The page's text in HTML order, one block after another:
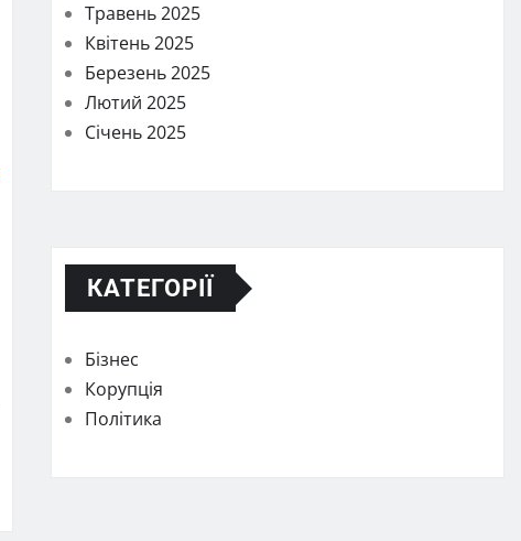
Травень 2025
Квітень 2025
Березень 2025
Лютий 2025
Січень 2025
КАТЕГОРІЇ
Бізнес
Корупція
Політика